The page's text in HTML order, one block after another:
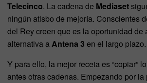
Telecinco. La cadena de Mediaset
ningún atisbo de mejoría. Conscientes
del Rey creen que es la oportunidad de
alternativa aAntena 3 en el largo plazo.
Y para ello, la mejor receta es “copiar”
antes otras cadenas. Empezando por la